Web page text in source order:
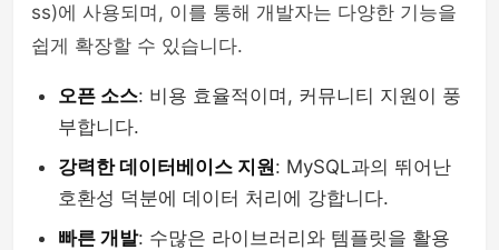
ss)에 사용되며, 이를 통해 개발자는 다양한 기능을
쉽게 확장할 수 있습니다.
오픈 소스: 비용 효율적이며, 커뮤니티 지원이 풍
부합니다.
강력한 데이터베이스 지원: MySQL과의 뛰어난
호환성 덕분에 데이터 처리에 강합니다.
빠른 개발: 수많은 라이브러리와 템플릿을 활용